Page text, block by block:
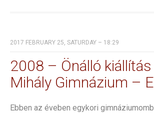
2017 FEBRUARY 25, SATURDAY – 18:29
2008 – Önálló
Mihály Gimnázium –
Ebben az éveben egykori